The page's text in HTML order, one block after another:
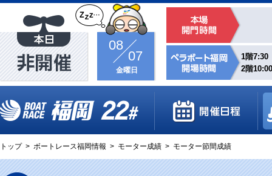
08
07
金曜日
1階7:30
2階10:00
トップ > ボートレース福岡情報 > モーター成績 > モーター節間成績